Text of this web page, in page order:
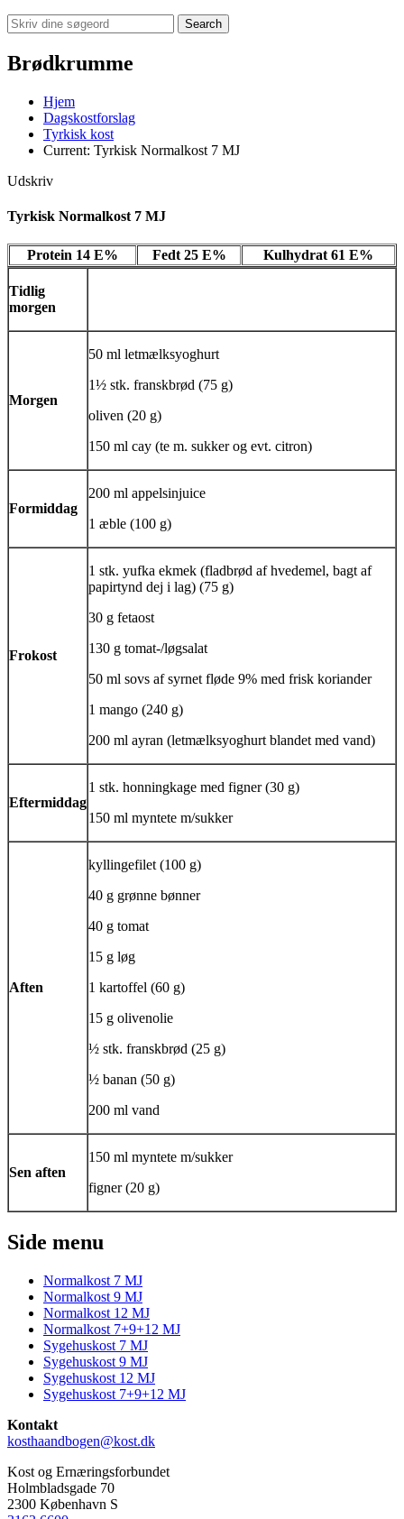
Search
Brødkrumme
Hjem
Dagskostforslag
Tyrkisk kost
Current: Tyrkisk Normalkost 7 MJ
Udskriv
Tyrkisk Normalkost 7 MJ
Protein 14 E% Fedt 25 E% Kulhydrat 61 E%
Tidlig
morgen
Morgen
50 ml letmælksyoghurt
1½ stk. franskbrød (75 g)
oliven (20 g)
150 ml cay (te m. sukker og evt. citron)
Formiddag
200 ml appelsinjuice
1 æble (100 g)
Frokost
1 stk. yufka ekmek (fladbrød af hvedemel, bagt af
papirtynd dej i lag) (75 g)
30 g fetaost
130 g tomat-/løgsalat
50 ml sovs af syrnet fløde 9% med frisk koriander
1 mango (240 g)
200 ml ayran (letmælksyoghurt blandet med vand)
Eftermiddag
1 stk. honningkage med figner (30 g)
150 ml myntete m/sukker
Aften
kyllingefilet (100 g)
40 g grønne bønner
40 g tomat
15 g løg
1 kartoffel (60 g)
15 g olivenolie
½ stk. franskbrød (25 g)
½ banan (50 g)
200 ml vand
Sen aften
150 ml myntete m/sukker
figner (20 g)
Side menu
Normalkost 7 MJ
Normalkost 9 MJ
Normalkost 12 MJ
Normalkost 7+9+12 MJ
Sygehuskost 7 MJ
Sygehuskost 9 MJ
Sygehuskost 12 MJ
Sygehuskost 7+9+12 MJ
Kontakt
kosthaandbogen@kost.dk
Kost og Ernæringsforbundet
Holmbladsgade 70
2300 København S